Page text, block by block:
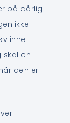
på dårlig
ikke
inne i
skal en
den er